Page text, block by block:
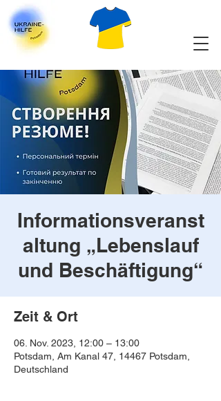
Informationsveranst
altung „Lebenslauf
und Beschäftigung“
Zeit & Ort
06. Nov. 2023, 12:00 – 13:00
Potsdam, Am Kanal 47, 14467 Potsdam,
Deutschland